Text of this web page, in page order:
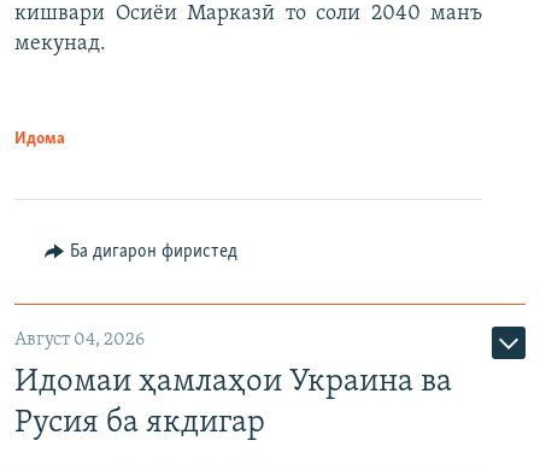
кишвари Осиёи Марказӣ то соли 2040 манъ
мекунад.
Идома
Ба дигарон фиристед
Август 04, 2026
Идомаи ҳамлаҳои Украина ва
Русия ба якдигар